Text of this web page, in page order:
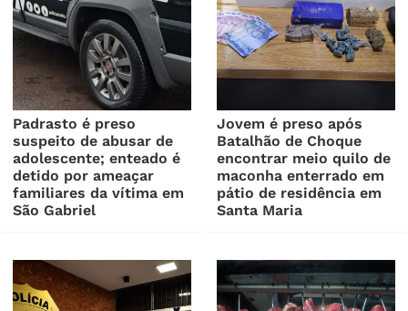
Padrasto é preso
suspeito de abusar de
adolescente; enteado é
detido por ameaçar
familiares da vítima em
São Gabriel
Jovem é preso após
Batalhão de Choque
encontrar meio quilo de
maconha enterrado em
pátio de residência em
Santa Maria